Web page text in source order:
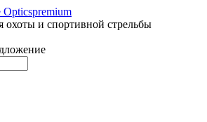
охоты и спортивной стрельбы